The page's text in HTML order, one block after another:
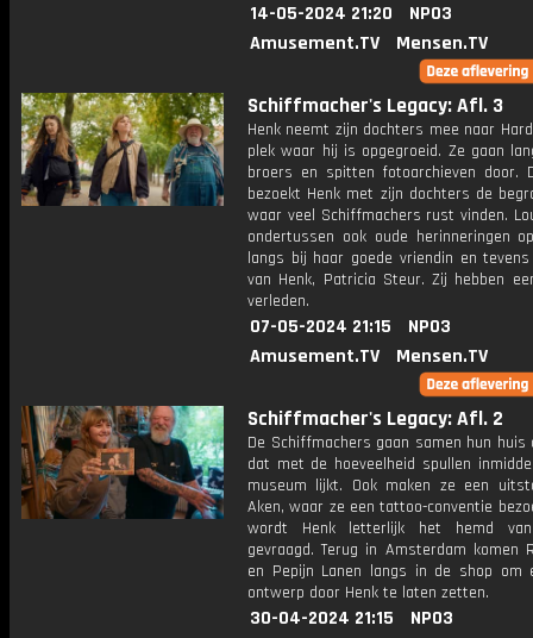
14-05-2024 21:20
NPO3
Amusement.TV
Mensen.TV
Schiffmacher's Legacy: Afl. 3
Henk neemt zijn dochters mee naar
plek waar hij is opgegroeid. Ze gaan
broers en spitten fotoarchieven door.
bezoekt Henk met zijn dochters de
waar veel Schiffmachers rust vinden.
ondertussen ook oude herinneringen
langs bij haar goede vriendin en
van Henk, Patricia Steur. Zij hebben
verleden.
07-05-2024 21:15
NPO3
Amusement.TV
Mensen.TV
Schiffmacher's Legacy: Afl. 2
De Schiffmachers gaan samen hun huis
dat met de hoeveelheid spullen
museum lijkt. Ook maken ze een
Aken, waar ze een tattoo-conventie
wordt Henk letterlijk het hemd
gevraagd. Terug in Amsterdam komen
en Pepijn Lanen langs in de shop om
ontwerp door Henk te laten zetten.
30-04-2024 21:15
NPO3